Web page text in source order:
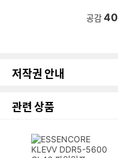
공감 40
저작권 안내
관련 상품